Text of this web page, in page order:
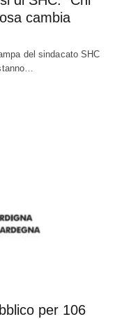
cambia
del sindacato SHC
per 106